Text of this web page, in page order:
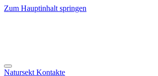
Zum Hauptinhalt springen
Natursekt Kontakte